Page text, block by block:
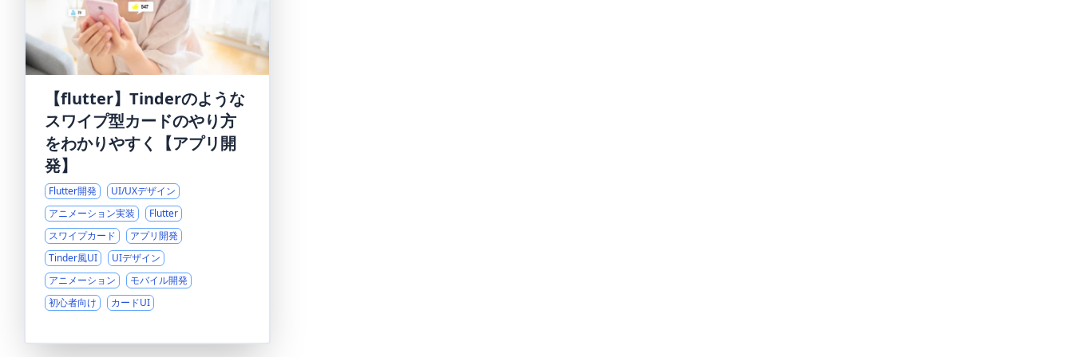
【flutter】Tinderのような
スワイプ型カードのやり方
をわかりやすく【アプリ開
発】
Flutter開発
UI/UXデザイン
アニメーション実装
Flutter
スワイプカード
アプリ開発
Tinder風UI
UIデザイン
アニメーション
モバイル開発
初心者向け
カードUI